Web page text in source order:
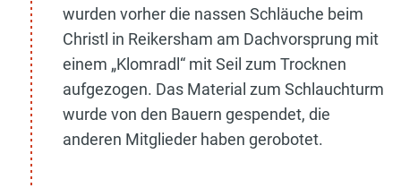
wurden vorher die nassen Schläuche beim
Christl in Reikersham am Dachvorsprung mit
einem „Klomradl“ mit Seil zum Trocknen
aufgezogen. Das Material zum Schlauchturm
wurde von den Bauern gespendet, die
anderen Mitglieder haben gerobotet.